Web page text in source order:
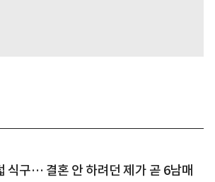
식구… 결혼 안 하려던 제가 곧 6남매